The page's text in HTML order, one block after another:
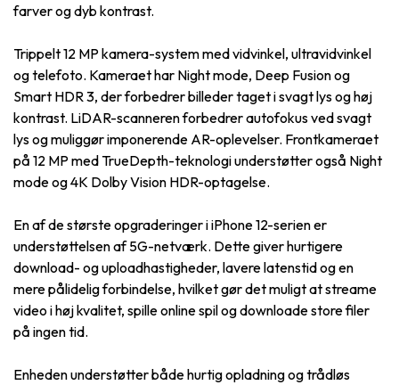
farver og dyb kontrast.
Trippelt 12 MP kamera-system med vidvinkel, ultravidvinkel
og telefoto. Kameraet har Night mode, Deep Fusion og
Smart HDR 3, der forbedrer billeder taget i svagt lys og høj
kontrast. LiDAR-scanneren forbedrer autofokus ved svagt
lys og muliggør imponerende AR-oplevelser. Frontkameraet
på 12 MP med TrueDepth-teknologi understøtter også Night
mode og 4K Dolby Vision HDR-optagelse.
En af de største opgraderinger i iPhone 12-serien er
understøttelsen af 5G-netværk. Dette giver hurtigere
download- og uploadhastigheder, lavere latenstid og en
mere pålidelig forbindelse, hvilket gør det muligt at streame
video i høj kvalitet, spille online spil og downloade store filer
på ingen tid.
Enheden understøtter både hurtig opladning og trådløs